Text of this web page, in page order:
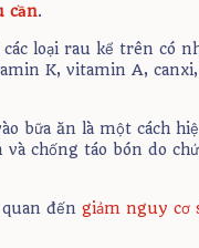
cần.
các loại rau kể trên có
K, vitamin A,
bữa ăn là một cách
chống táo bón do
đến giảm nguy cơ